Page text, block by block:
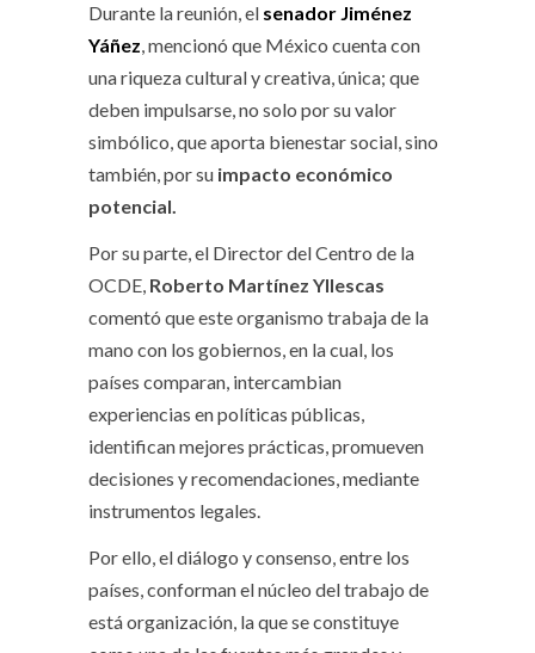
Durante la reunión, el senador Jiménez
Yáñez, mencionó que México cuenta con
una riqueza cultural y creativa, única; que
deben impulsarse, no solo por su valor
simbólico, que aporta bienestar social, sino
también, por su impacto económico
potencial.
Por su parte, el Director del Centro de la
OCDE, Roberto Martínez Yllescas
comentó que este organismo trabaja de la
mano con los gobiernos, en la cual, los
países comparan, intercambian
experiencias en políticas públicas,
identifican mejores prácticas, promueven
decisiones y recomendaciones, mediante
instrumentos legales.
Por ello, el diálogo y consenso, entre los
países, conforman el núcleo del trabajo de
está organización, la que se constituye